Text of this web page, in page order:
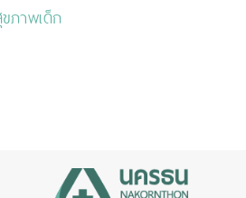
ภาพเด็ก